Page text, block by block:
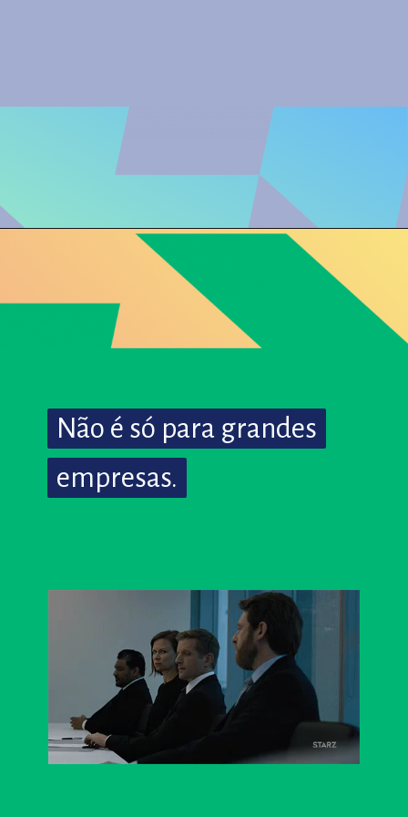
Não é só para grandes
empresas.
Não é só para grandes
empresas.